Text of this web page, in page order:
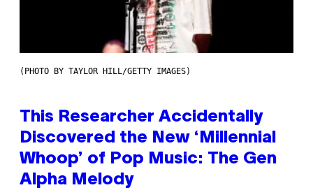
(PHOTO BY TAYLOR HILL/GETTY IMAGES)
This Researcher Accidentally
Discovered the New ‘Millennial
Whoop’ of Pop Music: The Gen
Alpha Melody